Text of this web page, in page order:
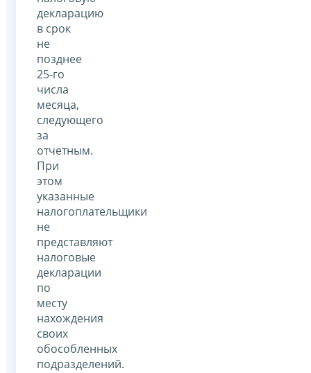
декларацию
в срок
не
позднее
25-го
числа
месяца,
следующего
за
отчетным.
При
этом
указанные
налогоплательщики
не
представляют
налоговые
декларации
по
месту
нахождения
своих
обособленных
подразделений.